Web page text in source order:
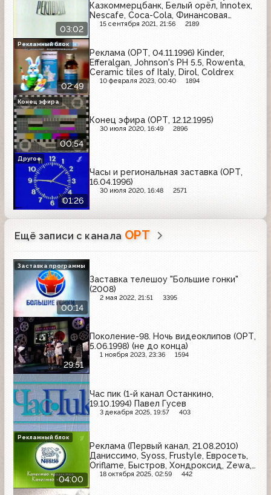
03:02
Казкоммерцбанк, Белый орёл, Innotex,
Nescafe, Coca-Cola, Финансовая
инициатива
15 сентября 2021, 21:56 2189
02:49
Реклама (ОРТ, 04.11.1996) Kinder,
Efferalgan, Johnson's PH 5.5, Rowenta,
Ceramic tiles of Italy, Dirol, Coldrex
10 февраля 2023, 00:40 1894
Рекламный блок
00:54
Конец эфира (ОРТ, 12.12.1995)
30 июля 2020, 16:49 2896
Конец эфира
01:26
Часы и региональная заставка (ОРТ,
16.04.1996)
30 июля 2020, 16:48 2571
Другое
Ещё записи с канала ОРТ
00:14
Заставка телешоу "Большие гонки"
(2008)
2 мая 2022, 21:51 3395
Заставка программы
29:51
Поколение-98. Ночь видеоклипов (ОРТ,
5.06.1998) (не до конца)
1 ноября 2023, 23:36 1594
Час пик (1-й канал Останкино,
19.10.1994) Павел Гусев
3 декабря 2025, 19:57 403
04:00
Реклама (Первый канал, 21.08.2010)
Даниссимо, Syoss, Frustyle, Евросеть,
Oriflame, Быстров, Хондроксид, Zewa,
Чёрная карта, Kinder, Diademine,
18 октября 2025, 02:59 442
Рекламный блок